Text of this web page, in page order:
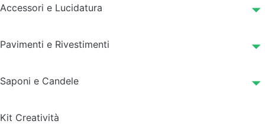
Accessori e Lucidatura
Pavimenti e Rivestimenti
Saponi e Candele
Kit Creatività